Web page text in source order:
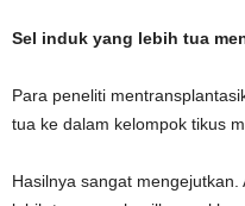
Sel induk yang lebih tua
Para peneliti
tua ke dalam kelompok tikus
Hasilnya sangat